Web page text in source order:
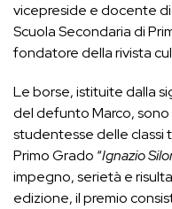
vicepreside e docente
Scuola Secondaria di
fondatore della rivista
Le borse, istituite dalla
del defunto Marco,
studentesse delle classi
Primo Grado “Ignazio
impegno, serietà e
edizione, il premio